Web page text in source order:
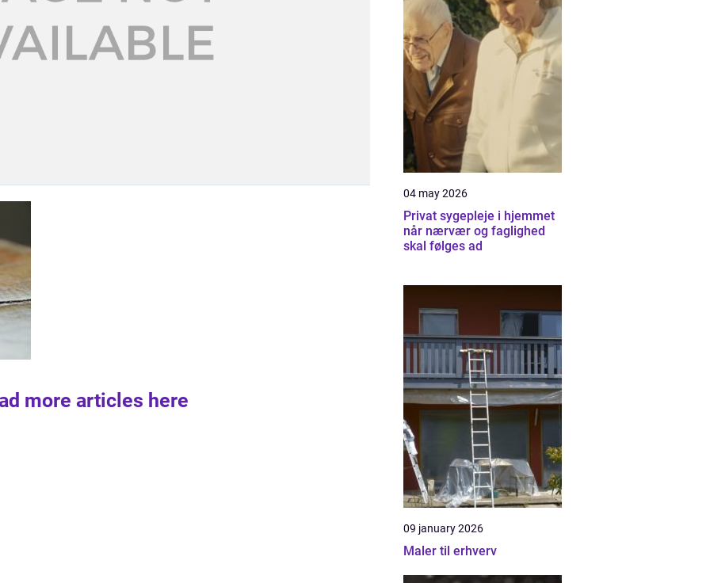
more articles here
04 may 2026
Privat sygepleje i hjemmet
når nærvær og faglighed
skal følges ad
09 january 2026
Maler til erhverv